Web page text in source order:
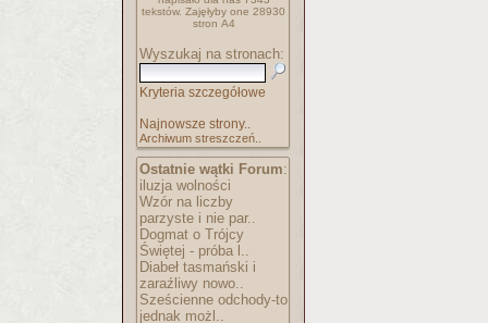
tekstów. Zajęłyby one 28930
stron A4
Wyszukaj na stronach:
Kryteria szczegółowe
Najnowsze strony..
Archiwum streszczeń..
Ostatnie wątki Forum:
iluzja wolności
Wzór na liczby
parzyste i nie par..
Dogmat o Trójcy
Świętej - próba l..
Diabeł tasmański i
zaraźliwy nowo..
Sześcienne odchody-to
jednak możl..